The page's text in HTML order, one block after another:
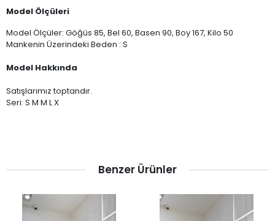
Model Ölçüleri
Model Ölçüler: Göğüs 85, Bel 60, Basen 90, Boy 167, Kilo 50
Mankenin Üzerindeki Beden : S
Model Hakkında
Satışlarımız toptandır.
Seri: S M M L X
Benzer Ürünler